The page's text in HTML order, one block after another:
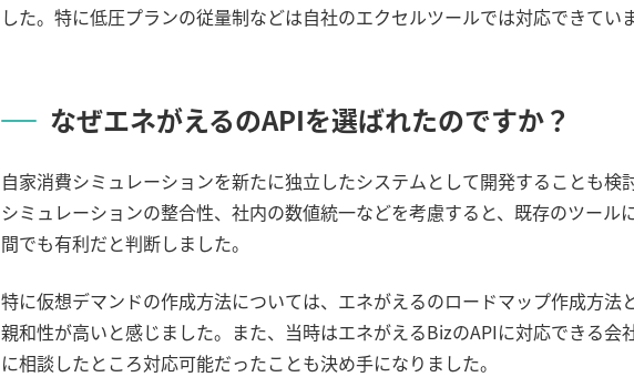
した。特に低圧プランの従量制などは自社のエクセルツールでは対応できてい
なぜエネがえるのAPIを選ばれたのですか？
自家消費シミュレーションを新たに独立したシステムとして開発することも検
シミュレーションの整合性、社内の数値統一などを考慮すると、既存のツール
間でも有利だと判断しました。
特に仮想デマンドの作成方法については、エネがえるのロードマップ作成方法
親和性が高いと感じました。また、当時はエネがえるBizのAPIに対応できる会
に相談したところ対応可能だったことも決め手になりました。